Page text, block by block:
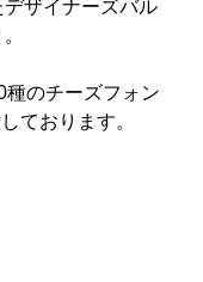
ザイナーズバル
のチーズフォン
ております。